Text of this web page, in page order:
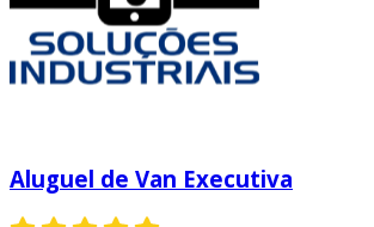
Aluguel de Van Executiva